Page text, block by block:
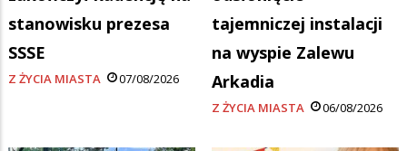
stanowisku prezesa
SSSE
Z ŻYCIA MIASTA 07/08/2026
tajemniczej instalacji
na wyspie Zalewu
Arkadia
Z ŻYCIA MIASTA 06/08/2026